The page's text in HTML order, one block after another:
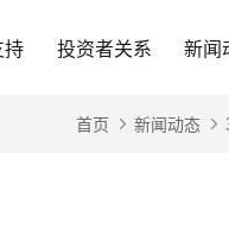
投资者关系 新闻
首页 新闻动态